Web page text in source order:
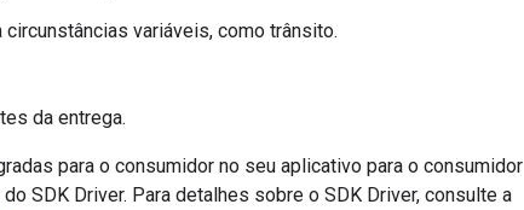
circunstâncias variáveis, como trânsito.
da entrega.
para o consumidor no seu aplicativo para o consumidor
SDK Driver. Para detalhes sobre o SDK Driver, consulte a